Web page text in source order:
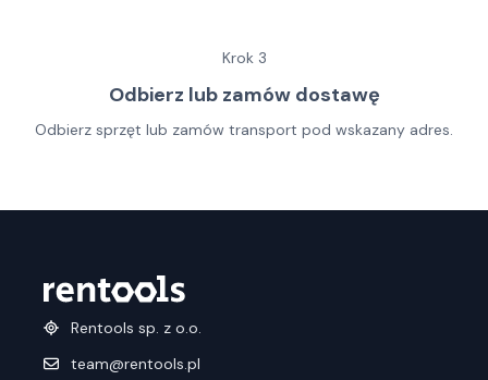
Krok 3
Odbierz lub zamów dostawę
Odbierz sprzęt lub zamów transport pod wskazany adres.
Rentools sp. z o.o.
team@rentools.pl